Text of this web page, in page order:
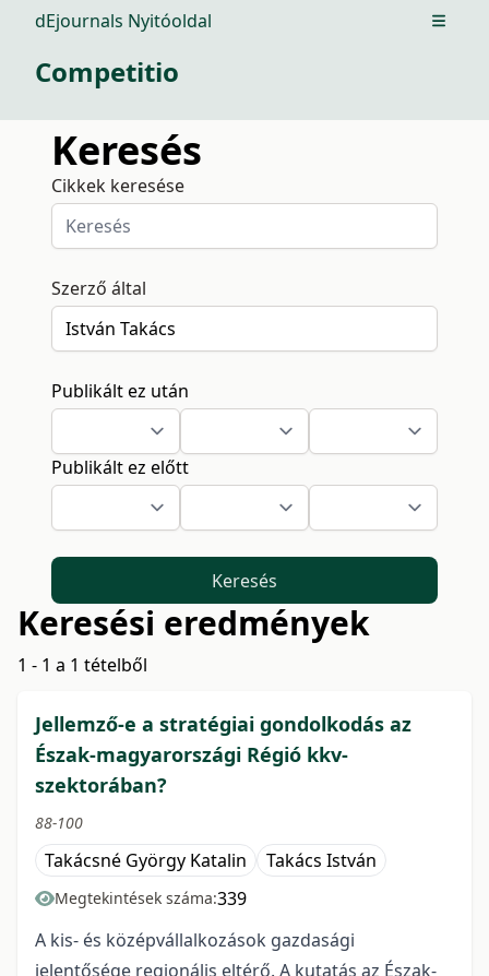
dEjournals Nyitóoldal Open
Competitio
Keresés
Cikkek keresése
Szerző által
Publikált ez után
Publikált ez előtt
Keresés
Keresési eredmények
1 - 1 a 1 tételből
Jellemző-e a stratégiai gondolkodás az
Észak-magyarországi Régió kkv-
szektorában?
88-100
Takácsné György Katalin Takács István
Megtekintések száma:339
A kis- és középvállalkozások gazdasági
jelentősége regionális eltérő. A kutatás az Észak-